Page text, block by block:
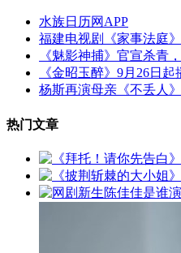
水族日历网APP
福建电视剧《家事法庭
《魅影神捕》官宣杀青
《金昭玉醉》9月26日
杨斯再演母亲《不丢人
热门文章